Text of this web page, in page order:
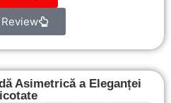
Asimetrică a Eleganței